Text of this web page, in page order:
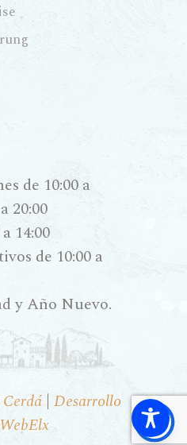
de 10:00 a
20:00
14:00
de 10:00 a
y Año Nuevo.
| Desarrollo